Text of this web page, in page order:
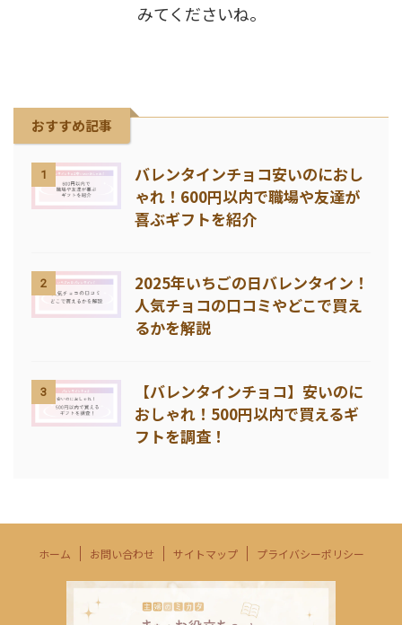
みてくださいね。
おすすめ記事
1
バレンタインチョコ安いのにおし
ゃれ！600円以内で職場や友達が
喜ぶギフトを紹介
2
2025年いちごの日バレンタイン！
人気チョコの口コミやどこで買え
るかを解説
3
【バレンタインチョコ】安いのに
おしゃれ！500円以内で買えるギ
フトを調査！
ホーム お問い合わせ サイトマップ プライバシーポリシー